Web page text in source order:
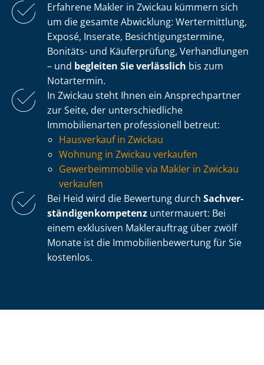
Erfahrene Makler in Zwickau kümmern sich
um die gesamte Abwicklung: Wertermittlung,
Exposé, Inserate, Be­sich­ti­gungs­ter­mi­ne,
Bonitäts- und Käuferprüfung, Verhandlungen
– und begleiten Sie verlässlich bis zum
Notartermin.
In Zwickau steht Ihnen ein Ansprechpartner
zur Seite, der un­ter­schied­li­che
Immobilienarten professionell betreut:
Hausverkauf in Zwickau
Wohnung in Zwickau verkaufen
Ge­wer­be­im­mo­bi­lie via Makler in Zwickau
verkaufen
Bei Heid wird die Bewertung durch Sach­ver­
stän­di­gen­kom­pe­tenz untermauert: Bei
einem exklusiven Maklerauftrag über zwölf
Monate ist die Im­mo­bi­li­en­be­wer­tung für Sie
kostenlos.